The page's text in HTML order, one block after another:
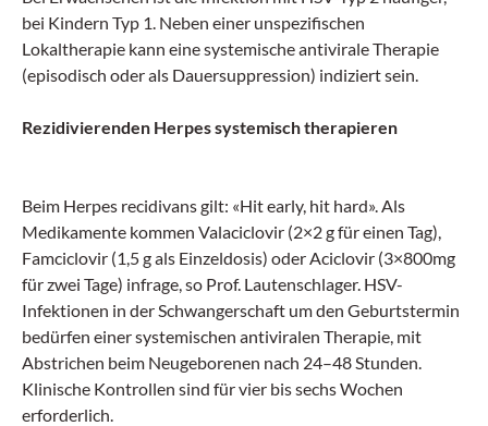
bei Kindern Typ 1. Neben einer unspezifischen
Lokaltherapie kann eine systemische antivirale Therapie
(episodisch oder als Dauersuppression) indiziert sein.
Rezidivierenden Herpes systemisch therapieren
Beim Herpes recidivans gilt: «Hit early, hit hard». Als
Medikamente kommen Valaciclovir (2×2 g für einen Tag),
Famciclovir (1,5 g als Einzeldosis) oder Aciclovir (3×800mg
für zwei Tage) infrage, so Prof. Lautenschlager. HSV-
Infektionen in der Schwangerschaft um den Geburtstermin
bedürfen einer systemischen antiviralen Therapie, mit
Abstrichen beim Neugeborenen nach 24–48 Stunden.
Klinische Kontrollen sind für vier bis sechs Wochen
erforderlich.